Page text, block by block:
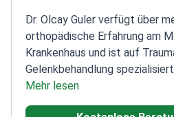
Dr. Olcay Guler verfügt über
orthopädische Erfahrung am
Krankenhaus und ist auf
Gelenkbehandlung
führenden Privatkrankenhäuser
TürkeiUmfangreiche Erfahrung
Mehr lesen